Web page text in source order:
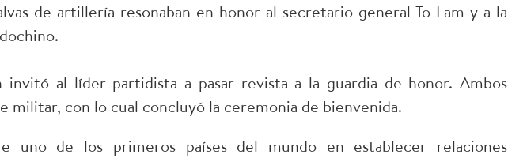
de artillería resonaban en honor al secretario general To Lam y a la
al líder partidista a pasar revista a la guardia de honor. Ambos
militar, con lo cual concluyó la ceremonia de bienvenida.
uno de los primeros países del mundo en establecer relaciones